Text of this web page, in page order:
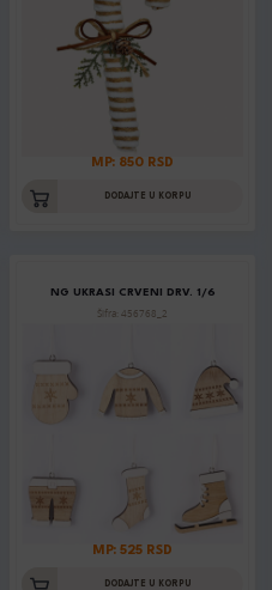
MP: 850 RSD
DODAJTE U KORPU
NG UKRASI CRVENI DRV. 1/6
Šifra: 456768_2
MP: 525 RSD
DODAJTE U KORPU